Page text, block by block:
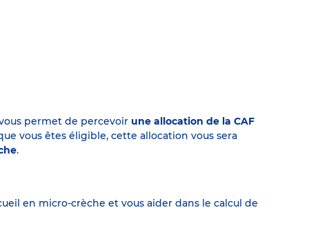
permet de percevoir une allocation de la CAF
vous êtes éligible, cette allocation vous sera
.
en micro-crèche et vous aider dans le calcul de